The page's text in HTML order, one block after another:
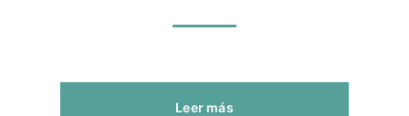
Leer más